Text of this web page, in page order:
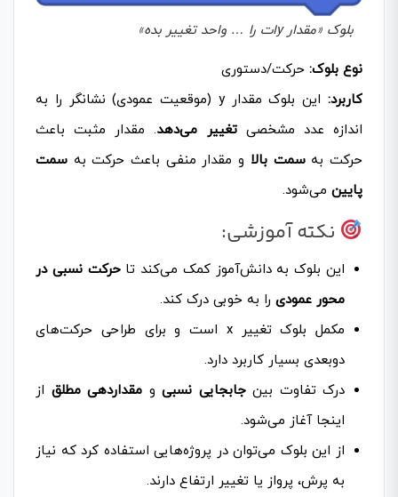
بلوک «مقدار yات را … واحد تغییر بده»
نوع بلوک: حرکت/دستوری
کاربرد:
این بلوک مقدار y (موقعیت عمودی) نشانگر را به
اندازه عدد مشخصیتغییر می‌دهد. مقدار مثبت باعث
حرکت بهسمت بالا و مقدار منفی باعث حرکت به سمت
پایین می‌شود.
نکته آموزشی:
این بلوک به دانش‌آموز کمک می‌کند تاحرکت نسبی در
محور عمودی را به خوبی درک کند.
مکمل بلوک تغییر x است و برای طراحی حرکت‌های
دوبعدی بسیار کاربرد دارد.
درک تفاوت بینجابجایی نسبی و مقداردهی مطلق از
اینجا آغاز می‌شود.
از این بلوک می‌توان در پروژه‌هایی استفاده کرد که نیاز
به پرش، پرواز یا تغییر ارتفاع دارند.